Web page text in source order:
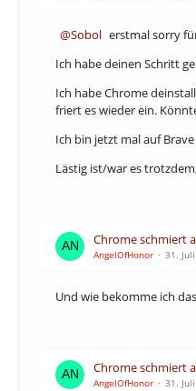
Sobol erstmal sorry
Ich habe deinen Schritt
Ich habe Chrome
friert es wieder ein.
Ich bin jetzt mal auf
Lästig ist/war es
Chrome schmiert
AngelOfHonor 31.
Und wie bekomme ich
Chrome schmiert
AngelOfHonor 31.